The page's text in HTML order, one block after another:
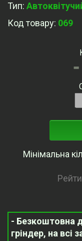
Тип:
Код товару: 069
-
Мінімальна
- Безкоштовна
гріндер, на всі